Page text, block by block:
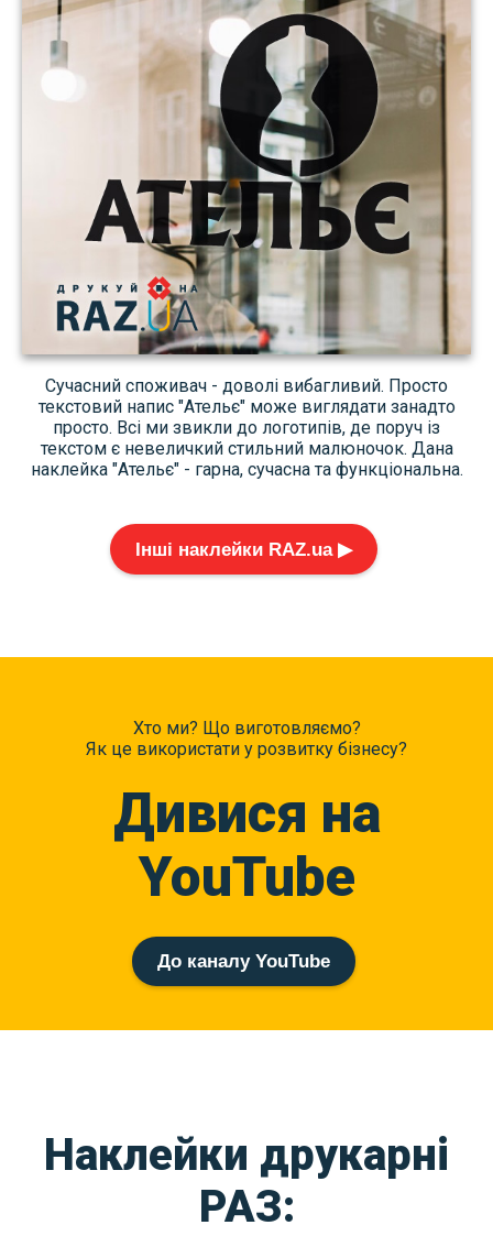
Сучасний споживач - доволі вибагливий. Просто
текстовий напис "Ательє" може виглядати занадто
просто. Всі ми звикли до логотипів, де поруч із
текстом є невеличкий стильний малюночок. Дана
наклейка "Ательє" - гарна, сучасна та функціональна.
Інші наклейки RAZ.ua ▶
Хто ми? Що виготовляємо?
Як це використати у розвитку бізнесу?
Дивися на
YouTube
До каналу YouTube
Наклейки друкарні
РАЗ: